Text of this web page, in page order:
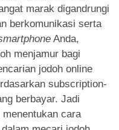
marak digandrungi
berkomunikasi serta
Anda,
menjamur bagi
jodoh online
subscription-
berbayar. Jadi
cara